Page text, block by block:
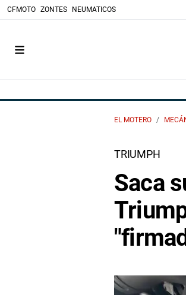
CFMOTO ZONTES NEUMATICOS
EL MOTERO
TRIUMPH
Saca